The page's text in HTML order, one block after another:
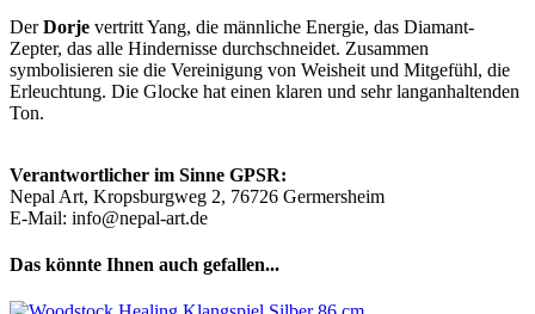
DerDorje vertritt Yang, die männliche Energie, das Diamant-
Zepter, das alle Hindernisse durchschneidet. Zusammen
symbolisieren sie die Vereinigung von Weisheit und Mitgefühl, die
Erleuchtung. Die Glocke hat einen klaren und sehr langanhaltenden
Ton.
Verantwortlicher im Sinne GPSR:
Nepal Art, Kropsburgweg 2, 76726 Germersheim
E-Mail: info@nepal-art.de
Das könnte Ihnen auch gefallen...